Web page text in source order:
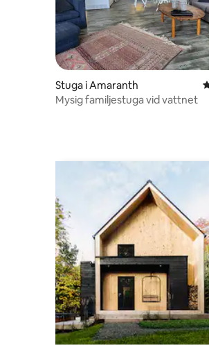
Stuga i Amaranth
Mysig familjestuga vid vattnet